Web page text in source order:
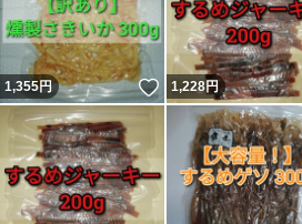
1,355円 いいね！
1,228円